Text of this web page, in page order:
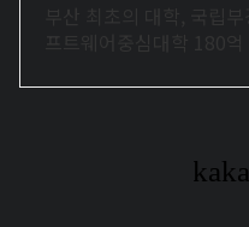
선정 (187억원 지원)